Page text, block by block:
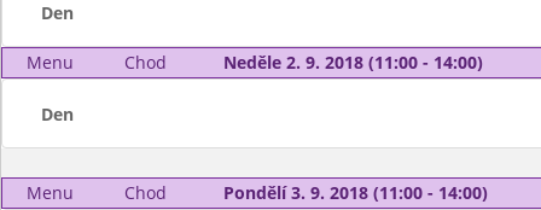
Den
Menu Chod Neděle 2. 9. 2018 (11:00 - 14:00)
Den
Menu Chod Pondělí 3. 9. 2018 (11:00 - 14:00)